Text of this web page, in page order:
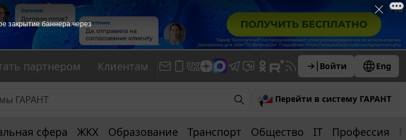
партнером Клиентам Войти Eng
Перейти в систему ГАРАНТ
сфера ЖКХ Образование Транспорт Общество IT Профессия
закрытие баннера через